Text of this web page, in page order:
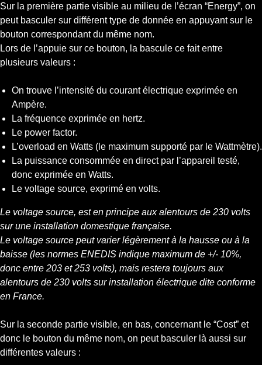
Sur la première partie visible au milieu de l’écran “Energy”, on
peut basculer sur différent type de donnée en appuyant sur le
bouton correspondant du même nom.
Lors de l’appuie sur ce bouton, la bascule ce fait entre
plusieurs valeurs :
On trouve l’intensité du courant électrique exprimée en
Ampère.
La fréquence exprimée en hertz.
Le power factor.
L’overload en Watts (le maximum supporté par le Wattmètre).
La puissance consommée en direct par l’appareil testé,
donc exprimée en Watts.
Le voltage source, exprimé en volts.
Le voltage source, est en principe aux alentours de 230 volts
sur une installation domestique française.
Le voltage source peut varier légèrement à la hausse ou à la
baisse (les normes ENEDIS indique maximum de +/- 10%,
donc entre 203 et 253 volts), mais restera toujours aux
alentours de 230 volts sur installation électrique dite conforme
en France.
Sur la seconde partie visible, en bas, concernant le “Cost” et
donc le bouton du même nom, on peut basculer là aussi sur
différentes valeurs :